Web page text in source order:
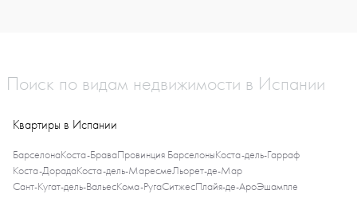
Поиск по видам недвижимости в Испании
Квартиры в Испании
БарселонаКоста-БраваПровинция БарселоныКоста-дель-Гарраф
Коста-ДорадаКоста-дель-МаресмеЛьорет-де-Мар
Сант-Кугат-дель-ВальесКома-РугаСитжесПлайя-де-АроЭшампле